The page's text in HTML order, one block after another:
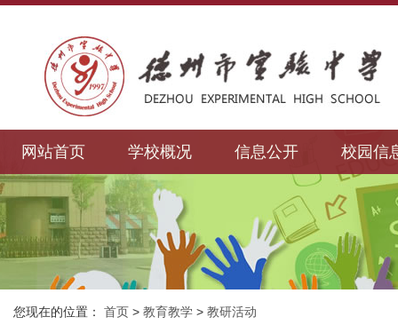
网站首页 学校概况 信息公开 校园信
您现在的位置： 首页 > 教育教学 > 教研活动